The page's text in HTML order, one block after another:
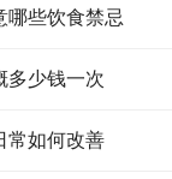
哪些饮食禁忌
多少钱一次
常如何改善